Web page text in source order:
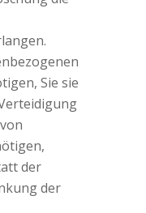
Sie sie
der
der